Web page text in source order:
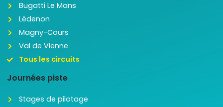
Bugatti Le Mans
Lédenon
Magny-Cours
Val de Vienne
Tous les circuits
Journées piste
Stages de pilotage